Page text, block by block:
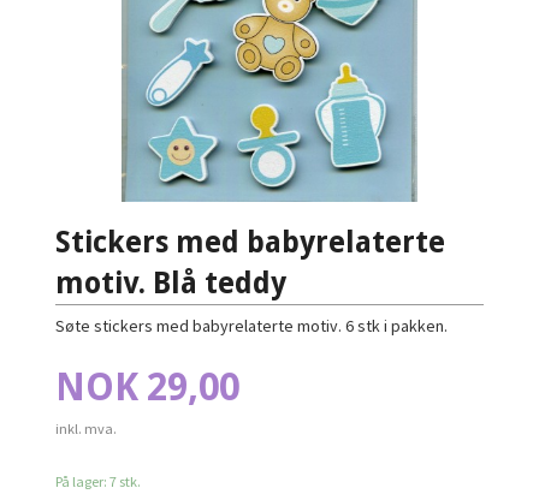
Stickers med babyrelaterte
motiv. Blå teddy
Søte stickers med babyrelaterte motiv. 6 stk i pakken.
Pris
NOK 29,00
inkl. mva.
På lager: 7 stk.